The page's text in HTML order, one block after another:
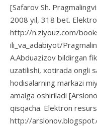
[Safarov Sh.
2008 yil, 318 bet.
http://n.ziyouz.com/
ili_va_adabiyot/
A.Abduazizov bildirgan
uzatilishi, xotirada ongli
hodisalarning markazi
amalga oshiriladi
qisqacha. Elektron
http://